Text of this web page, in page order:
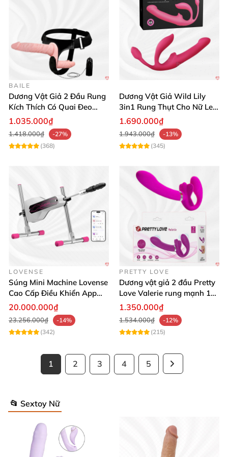
BAILE
Dương Vật Giả 2 Đầu Rung
Kích Thích Có Quai Đeo
Baile Trap-On
1.035.000₫
1.418.000₫
-27%
(368)
Dương Vật Giả Wild Lily
3in1 Rung Thụt Cho Nữ Les
Kích Thích
1.690.000₫
1.943.000₫
-13%
(345)
LOVENSE
Súng Mini Machine Lovense
Cao Cấp Điều Khiển App
Siêu Phê
20.000.000₫
23.256.000₫
-14%
(342)
PRETTY LOVE
Dương vật giả 2 đầu Pretty
Love Valerie rung mạnh 12
chế độ thăng hoa
1.350.000₫
1.534.000₫
-12%
(215)
1 2 3 4 5
📂 Sextoy Nữ